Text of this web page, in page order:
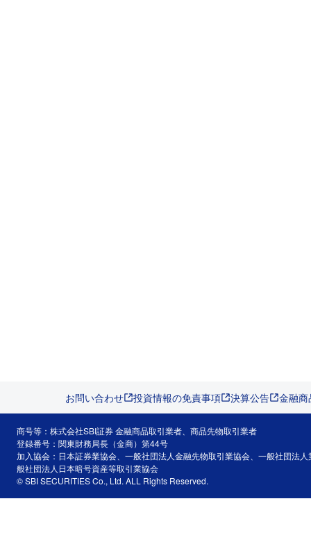
お問い合わせ 投資情報の免責事項 決算公告 金融
商号等：株式会社SBI証券 金融商品取引業者、商品先物取引業者
登録番号：関東財務局長（金商）第44号
加入協会：日本証券業協会、一般社団法人金融先物取引業協会、一般社団法
般社団法人日本暗号資産等取引業協会
© SBI SECURITIES Co., Ltd. ALL Rights Reserved.